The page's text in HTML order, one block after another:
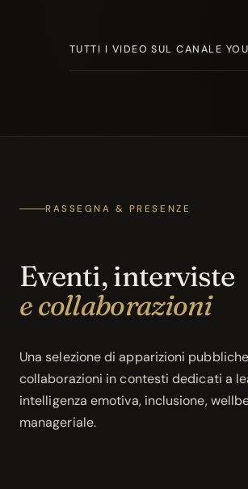
TUTTI I VIDEO SUL CANALE
RASSEGNA & PRESENZE
Eventi, interviste
e collaborazioni
Una selezione di apparizioni
collaborazioni in contesti dedicati a
intelligenza emotiva, inclusione,
manageriale.